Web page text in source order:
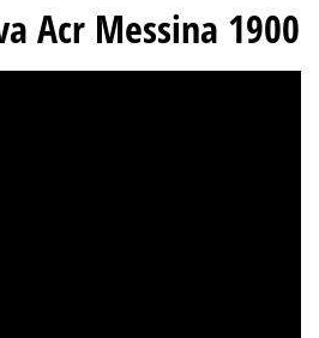
Acr Messina 1900